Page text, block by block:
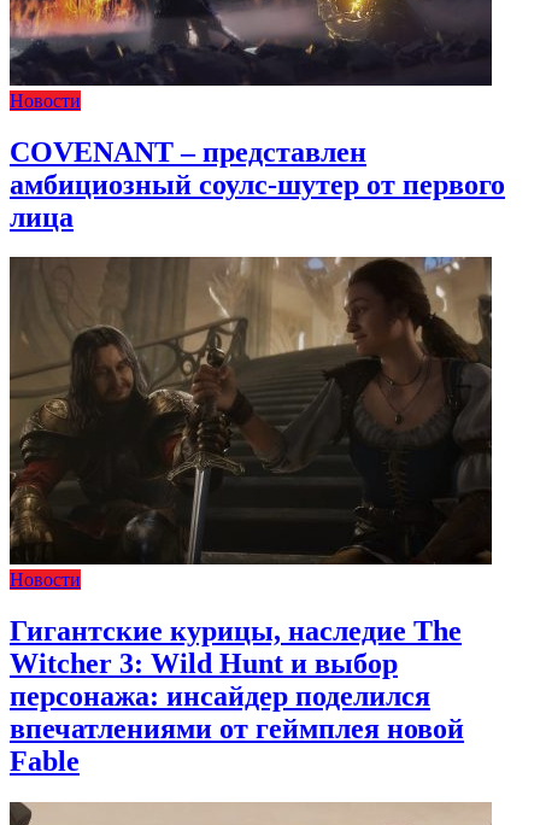
Новости
COVENANT – представлен
амбициозный соулс-шутер от первого
лица
Новости
Гигантские курицы, наследие The
Witcher 3: Wild Hunt и выбор
персонажа: инсайдер поделился
впечатлениями от геймплея новой
Fable